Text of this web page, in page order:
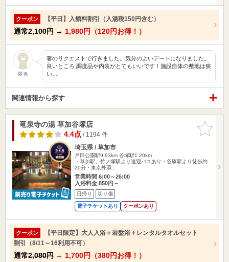
クーポン 【平日】入館料割引（入湯税150円含む）
通常2,100円 → 1,980円（120円お得！）
匿名
妻のリクエストで行きました。気分のよいデートになりました。
良いところ 調度品や内装がとてもいいです！施設自体の敷地は狭
い…
関連情報から探す
お気に入
りに追加
竜泉寺の湯 草加谷塚店
4.4点/ 1194 件
埼玉県 / 草加市
戸田公園駅9.93km 谷塚駅1.20km
・草加駅、竹ノ塚駅より送迎バスあり・谷塚駅より徒歩約
20分・東京外環…
営業時間 6:00～26:00
入浴料金 850円～
日帰り 切り傷
電子チケットあり クーポンあり
クーポン
【平日限定】大人入浴＋岩盤浴＋レンタルタオルセット
割引（8/11～16利用不可）
通常2,080円 → 1,700円（380円お得！）